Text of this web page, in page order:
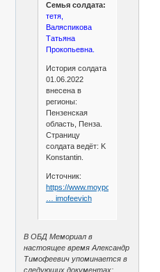
Семья солдата:
тетя,
Валяспикова
Татьяна
Прокопьевна.
История солдата
01.06.2022
внесена в
регионы:
Пензенская
область, Пенза.
Страницу
солдата ведёт: K
Konstantin.
Источник:
https://www.moypolk.ru/soldier/
… imofeevich
В ОБД Мемориал в
настоящее время Александр
Тимофеевич упоминается в
следующих документах: